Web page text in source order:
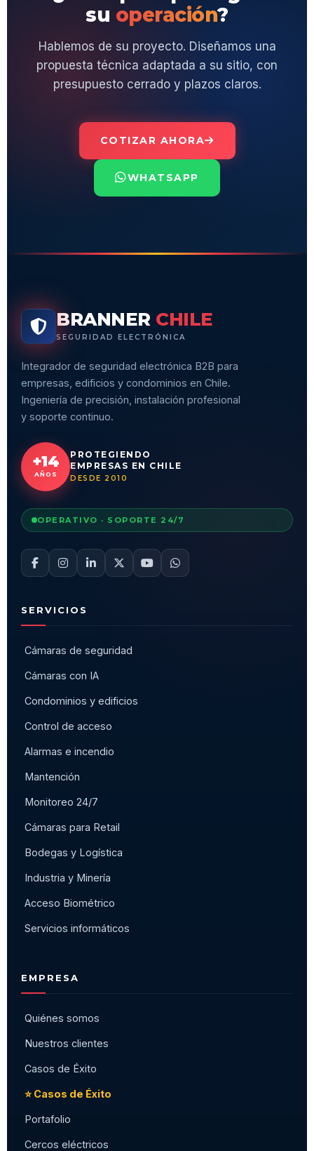
su operación?
Hablemos de su proyecto. Diseñamos una
propuesta técnica adaptada a su sitio, con
presupuesto cerrado y plazos claros.
COTIZAR AHORA
WHATSAPP
BRANNER CHILE
SEGURIDAD ELECTRÓNICA
Integrador de seguridad electrónica B2B para
empresas, edificios y condominios en Chile.
Ingeniería de precisión, instalación profesional
y soporte continuo.
+14
AÑOS
PROTEGIENDO
EMPRESAS EN CHILE
DESDE 2010
OPERATIVO · SOPORTE 24/7
SERVICIOS
Cámaras de seguridad
Cámaras con IA
Condominios y edificios
Control de acceso
Alarmas e incendio
Mantención
Monitoreo 24/7
Cámaras para Retail
Bodegas y Logística
Industria y Minería
Acceso Biométrico
Servicios informáticos
EMPRESA
Quiénes somos
Nuestros clientes
Casos de Éxito
⭐ Casos de Éxito
Portafolio
Cercos eléctricos